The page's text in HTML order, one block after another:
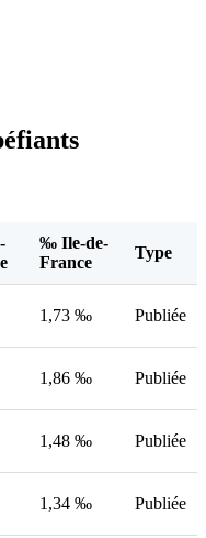
‰ Ile-de-
France
Type
1,73 ‰ Publiée
1,86 ‰ Publiée
1,48 ‰ Publiée
1,34 ‰ Publiée